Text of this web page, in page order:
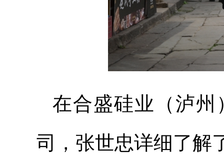
在合盛硅业（泸州
司，张世忠详细了解